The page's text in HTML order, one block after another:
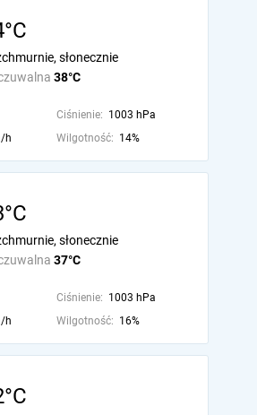
38°C
słonecznie
Ciśnienie: 1003 hPa
h Wilgotność: 14%
37°C
słonecznie
Ciśnienie: 1003 hPa
h Wilgotność: 16%